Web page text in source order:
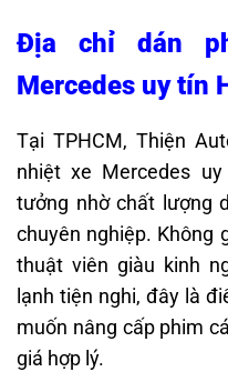
Địa chỉ dán
Mercedes uy tín
Tại TPHCM, Thiện
nhiệt xe Mercedes
tưởng nhờ chất lượng
chuyên nghiệp. Không
thuật viên giàu kinh
lạnh tiện nghi, đây là
muốn nâng cấp phim
giá hợp lý.